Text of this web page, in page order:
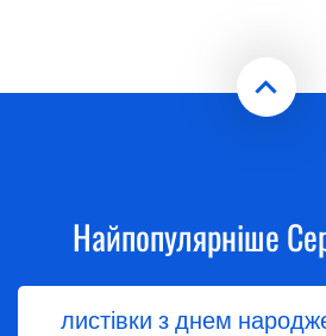
Найпопулярніше
листівки з днем